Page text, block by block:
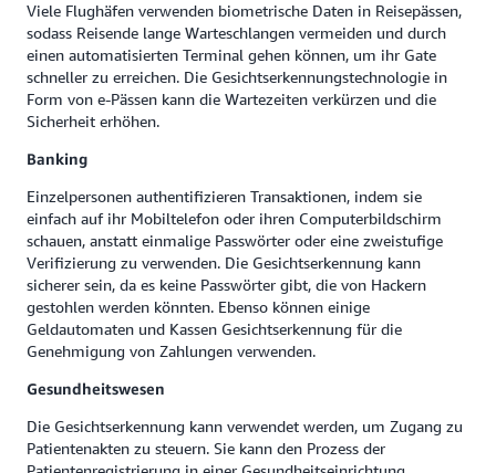
Viele Flughäfen verwenden biometrische Daten in Reisepässen,
sodass Reisende lange Warteschlangen vermeiden und durch
einen automatisierten Terminal gehen können, um ihr Gate
schneller zu erreichen. Die Gesichtserkennungstechnologie in
Form von e-Pässen kann die Wartezeiten verkürzen und die
Sicherheit erhöhen.
Banking
Einzelpersonen authentifizieren Transaktionen, indem sie
einfach auf ihr Mobiltelefon oder ihren Computerbildschirm
schauen, anstatt einmalige Passwörter oder eine zweistufige
Verifizierung zu verwenden. Die Gesichtserkennung kann
sicherer sein, da es keine Passwörter gibt, die von Hackern
gestohlen werden könnten. Ebenso können einige
Geldautomaten und Kassen Gesichtserkennung für die
Genehmigung von Zahlungen verwenden.
Gesundheitswesen
Die Gesichtserkennung kann verwendet werden, um Zugang zu
Patientenakten zu steuern. Sie kann den Prozess der